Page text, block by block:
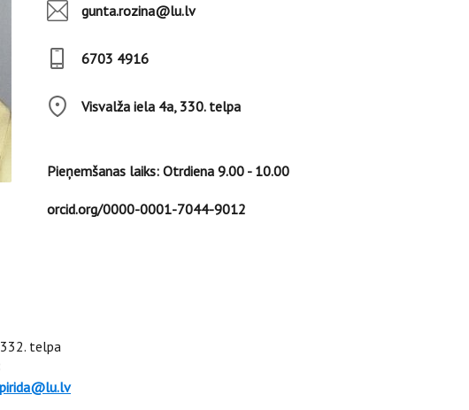
gunta.rozina@lu.lv
6703 4916
Visvalža iela 4a, 330. telpa
Pieņemšanas laiks: Otrdiena 9.00 - 10.00
orcid.org/0000-0001-7044-9012
telpa